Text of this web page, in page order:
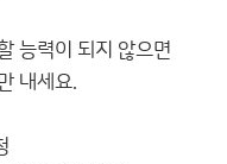
능력이 되지 않으면
내세요.